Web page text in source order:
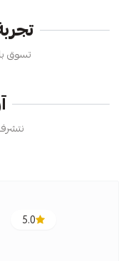
تسوق
5.0